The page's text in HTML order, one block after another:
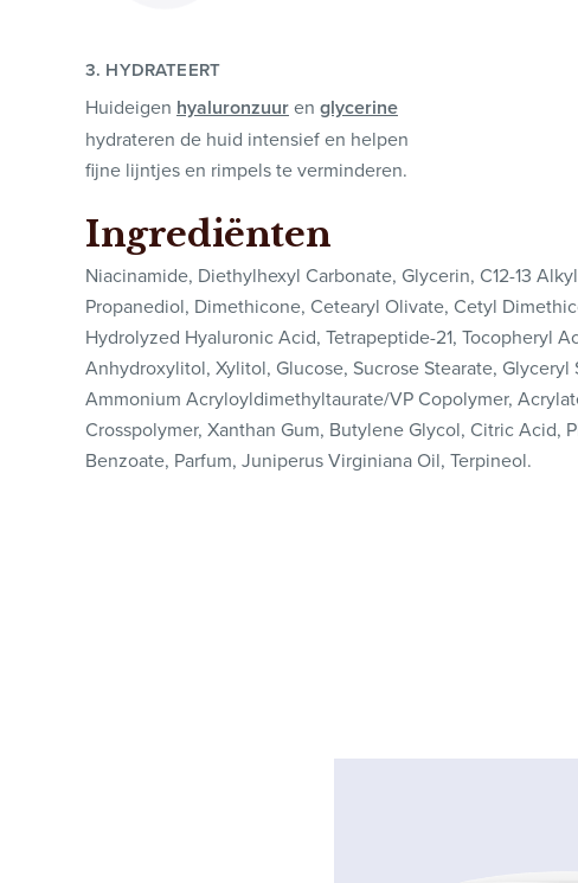
3. HYDRATEERT
Huideigen hyaluronzuuren glycerine
hydrateren de huid intensief en helpen
fijne lijntjes en rimpels te verminderen.
Ingrediënten
Niacinamide, Diethylhexyl Carbonate, Glycerin, C12-13
Propanediol, Dimethicone, Cetearyl Olivate, Cetyl
Hydrolyzed Hyaluronic Acid, Tetrapeptide-21, Tocopheryl
Anhydroxylitol, Xylitol, Glucose, Sucrose Stearate,
Ammonium Acryloyldimethyltaurate/VP Copolymer,
Crosspolymer, Xanthan Gum, Butylene Glycol, Citric Acid,
Benzoate, Parfum, Juniperus Virginiana Oil, Terpineol.